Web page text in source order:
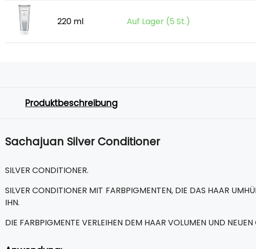
220 ml Auf Lager (5 St.)
Produktbeschreibung
Sachajuan Silver Conditioner
SILVER CONDITIONER.
SILVER CONDITIONER MIT FARBPIGMENTEN, DIE DAS HAAR
IHN.
DIE FARBPIGMENTE VERLEIHEN DEM HAAR VOLUMEN UND NEUEN